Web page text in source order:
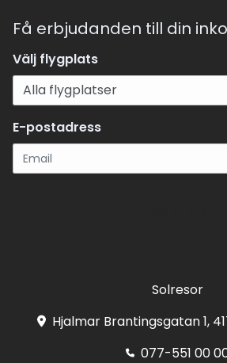
Få erbjudanden till din
Välj flygplats
E-postadress
Solresor
Hjalmar Brantingsgatan 1,
077-551 00